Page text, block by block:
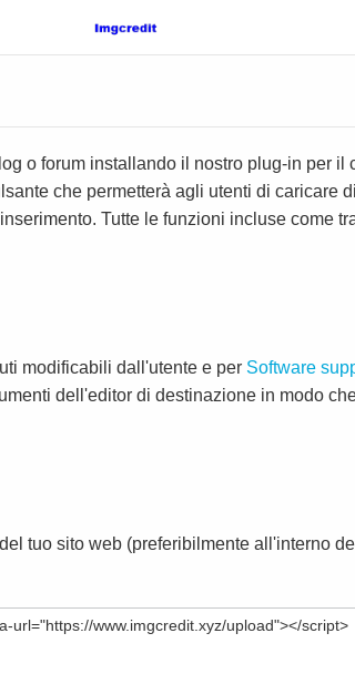
o forum installando il nostro plug-in per il
che permetterà agli utenti di caricare
Tutte le funzioni incluse come
modificabili dall'utente e per Software
dell'editor di destinazione in modo
tuo sito web (preferibilmente all'interno